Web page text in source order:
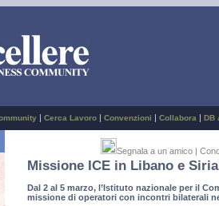
| Cerca Lavoro | Convenzioni | Collabora | DB
Segnala a un amico |
Missione ICE in Libano e Siria
Dal 2 al 5 marzo, l’Istituto nazionale per il
missione di operatori con incontri bilaterali